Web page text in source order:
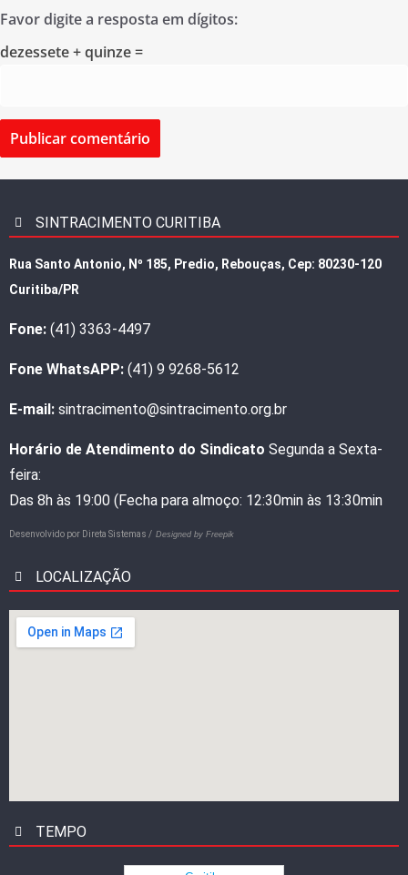
Favor digite a resposta em dígitos:
dezessete + quinze =
SINTRACIMENTO CURITIBA
Rua Santo Antonio, Nº 185, Predio, Rebouças, Cep: 80230-120
Curitiba/PR
Fone: (41) 3363-4497
Fone WhatsAPP: (41) 9 9268-5612
E-mail: sintracimento@sintracimento.org.br
Horário de Atendimento do Sindicato Segunda a Sexta-
feira:
Das 8h às 19:00 (Fecha para almoço: 12:30min às 13:30min
Desenvolvido por Direta Sistemas / Designed by Freepik
LOCALIZAÇÃO
TEMPO